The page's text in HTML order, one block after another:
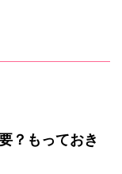
？もっておき